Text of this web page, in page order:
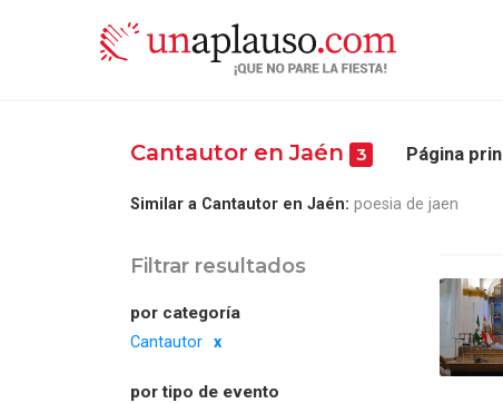
Cantautor en Jaén 3 Página
Similar a Cantautor en Jaén: poesia de jaen
Filtrar resultados
por categoría
Cantautor
por tipo de evento